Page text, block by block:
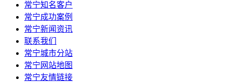
常宁知名客户
常宁成功案例
常宁新闻资讯
联系我们
常宁城市分站
常宁网站地图
常宁友情链接